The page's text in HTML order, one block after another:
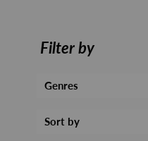
Filter by
Genres
Sort by